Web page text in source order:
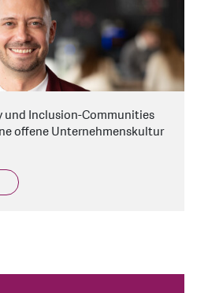
und Inclusion-Communities
offene Unternehmenskultur